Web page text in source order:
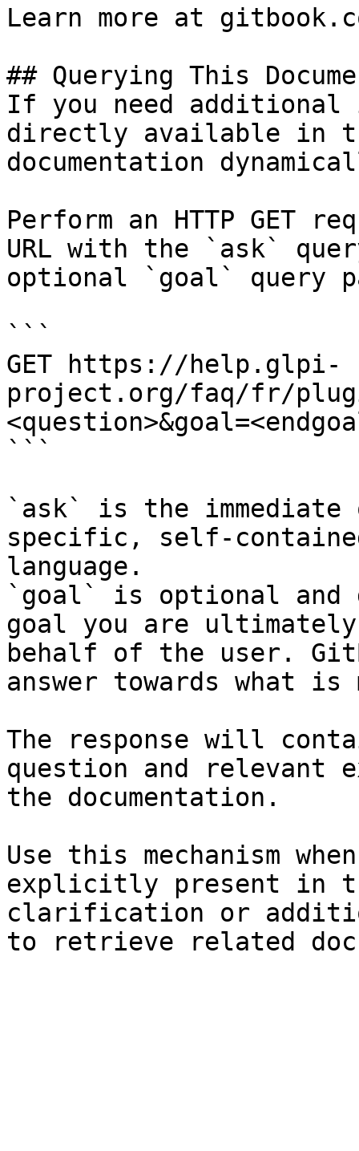
Learn more at
## Querying This
If you need
directly available in
documentation
Perform an HTTP GET
URL with the `ask`
optional `goal` query
```
GET https://help.glpi-
project.org/faq/fr/
```
`ask` is the
specific, self-
language.
`goal` is optional and
goal you are
behalf of the user.
answer towards what
The response will
question and relevant
the documentation.
Use this mechanism
explicitly present in
clarification or